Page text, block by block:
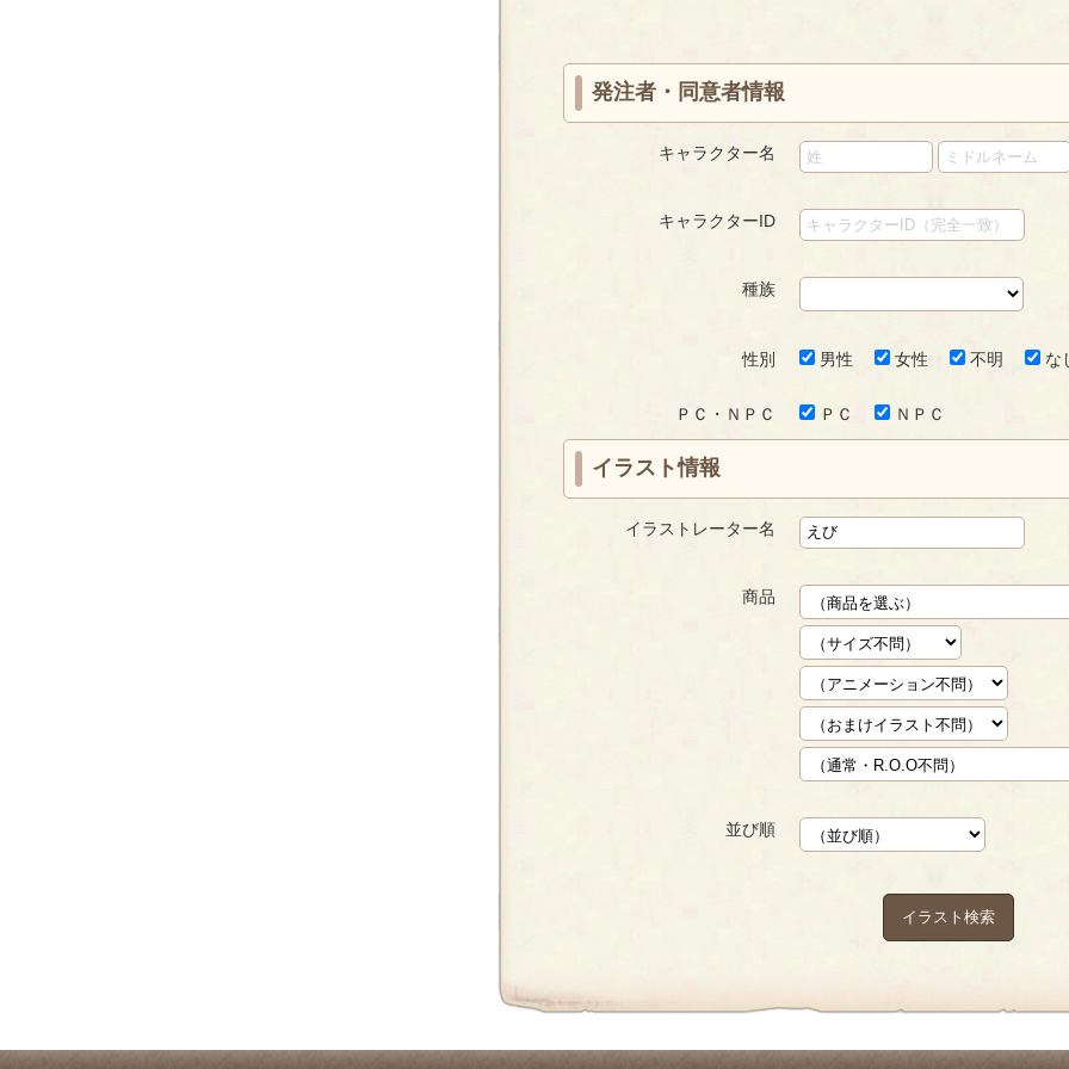
発注者・同意者情報
キャラクター名
キャラクターID
種族
性別 男性 女性 不明 な
ＰＣ・ＮＰＣ ＰＣ ＮＰＣ
イラスト情報
イラストレーター名
商品
並び順
イラスト検索